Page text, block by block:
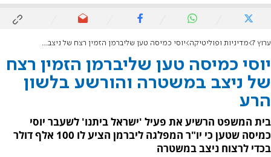
ערוץ 7 מדיניות ופוליטיקה יוסי כמיסה טען שליברמן הזמין רצח של ניצב במשטרה והורשע בלשון הרע
יוסי כמיסה טען שליברמן הזמין רצח
של ניצב במשטרה והורשע בלשון
הרע
בית המשפט הרשיע את פעיל 'ישראל ביתנו' לשעבר יוסי
כמיסה שטען כי יו"ר המפלגה ליברמן הציע לו 100 אלף דולר
בכדי לרצוח ניצב במשטרה